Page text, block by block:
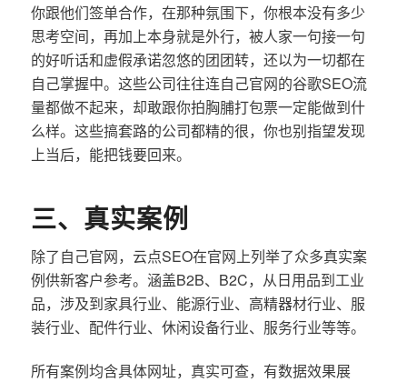
你跟他们签单合作，在那种氛围下，你根本没有多少
思考空间，再加上本身就是外行，被人家一句接一句
的好听话和虚假承诺忽悠的团团转，还以为一切都在
自己掌握中。这些公司往往连自己官网的谷歌SEO流
量都做不起来，却敢跟你拍胸脯打包票一定能做到什
么样。这些搞套路的公司都精的很，你也别指望发现
上当后，能把钱要回来。
三、真实案例
除了自己官网，云点SEO在官网上列举了众多真实案
例供新客户参考。涵盖B2B、B2C，从日用品到工业
品，涉及到家具行业、能源行业、高精器材行业、服
装行业、配件行业、休闲设备行业、服务行业等等。
所有案例均含具体网址，真实可查，有数据效果展